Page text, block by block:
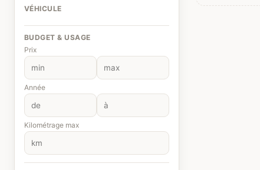
VÉHICULE
BUDGET & USAGE
Prix
Année
Kilométrage max